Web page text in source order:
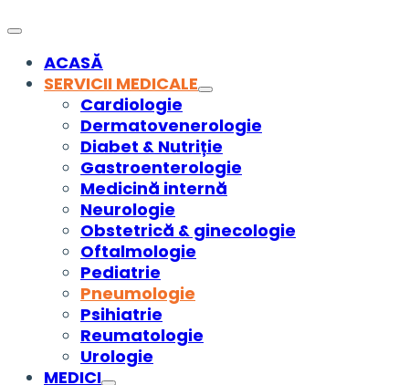
ACASĂ
SERVICII MEDICALE
Cardiologie
Dermatovenerologie
Diabet & Nutriție
Gastroenterologie
Medicină internă
Neurologie
Obstetrică & ginecologie
Oftalmologie
Pediatrie
Pneumologie
Psihiatrie
Reumatologie
Urologie
MEDICI